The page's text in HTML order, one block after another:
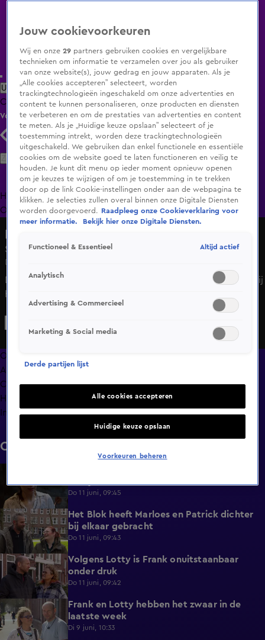
Uitzending Gemist Populaire programma's Zenders Genres
ClipsFilmsRadioSmart TV inlogShop
Volg KIJK
Zoeken
HomeUitzending Gemist Programma's De Bondgenoten
OranjezomerLivestreamsShop
Steffie kan de bouwboete niet loslaten
Di 9 juni, 09:18
De bouwboete laat Steffie niet los en roept veel vragen bij
haar op.
Overzicht
Afleveringen
Clips
Hoe is het nu met?
Info
Clips
Do 11 juni, 09:45
1:25
Het Blok heeft Marloes en Patrick dichter
bij elkaar gebracht
Do 11 juni, 09:43
0:57
Volgens Lotty is Frank onuitstaanbaar
onder druk
Do 11 juni, 09:42
1:04
Frank en Lotty hebben het zwaar in de
laatste week
Di 9 juni, 10:33
Jouw cookievoorkeuren
Wij en onze29 partners gebruiken cookies en vergelijkbare
technieken om informatie te verzamelen over jou als gebruiker
van onze website(s), jouw gedrag en jouw apparaten. Als je
„Alle cookies accepteren” selecteert, worden
trackingtechnologieën ingeschakeld om onze advertenties en
content te kunnen personaliseren, onze producten en diensten
te verbeteren en om de prestaties van advertenties en content
te meten. Als je „Huidige keuze opslaan” selecteert of je
toestemming intrekt, worden deze trackingtechnologieën
uitgeschakeld. We gebruiken dan enkel functionele en essentiële
cookies om de website goed te laten functioneren en veilig te
houden. Je kunt dit menu op ieder moment opnieuw openen
om je keuzes te wijzigen of om je toestemming in te trekken
door op de link Cookie-instellingen onder aan de webpagina te
klikken. Je selecties zullen overal binnen onze Digitale Diensten
worden doorgevoerd.
Raadpleeg onze Cookieverklaring voor
meer informatie.
Bekijk hier onze Digitale Diensten.
Functioneel & Essentieel Altijd actief
Analytisch
Advertising & Commercieel
Marketing & Social media
Derde partijen lijst
Alle cookies accepteren
Huidige keuze opslaan
Voorkeuren beheren